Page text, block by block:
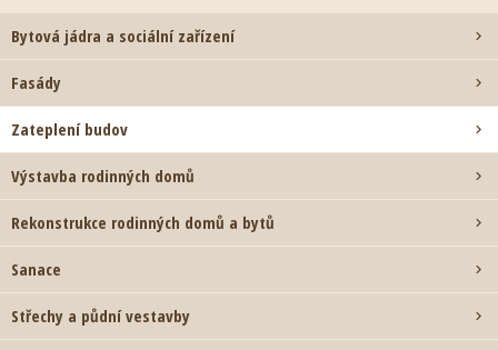
Bytová jádra a sociální zařízení 
Fasády 
Zateplení budov 
Výstavba rodinných domů 
Rekonstrukce rodinných domů a bytů 
Sanace 
Střechy a půdní vestavby 